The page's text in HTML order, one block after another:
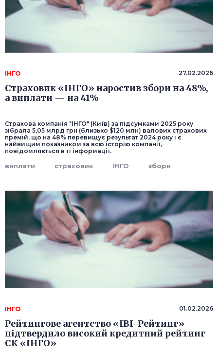
ІНГО 27.02.2026
Страховик «ІНГО» наростив збори на 48%,
а виплати — на 41%
Страхова компанія "ІНГО" (Київ) за підсумками 2025 року
зібрала 5,05 млрд грн (близько $120 млн) валових страхових
премій, що на 48% перевищує результат 2024 року і є
найвищим показником за всю історію компанії,
повідомляється в її інформації.
виплати страховик ІНГО збори
ІНГО 01.02.2026
Рейтингове агентство «IBI-Рейтинг»
підтвердило високий кредитний рейтинг
СК «ІНГО»